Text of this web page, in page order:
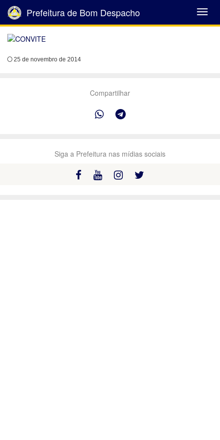
Abrir
Menu
Prefeitura de Bom Despacho
25 de novembro de 2014
Compartilhar
Siga a Prefeitura nas mídias sociais